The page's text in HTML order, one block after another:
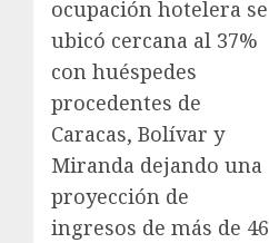
ocupación hotelera se
ubicó cercana al 37%
con huéspedes
procedentes de
Caracas, Bolívar y
Miranda dejando una
proyección de
ingresos de más de 46